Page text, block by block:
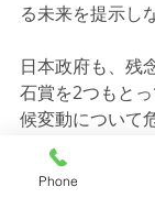
る未来を提示し
日本政府も、残
石賞を2つもと
候変動について
克服することで
拓けるビジョ
Phone